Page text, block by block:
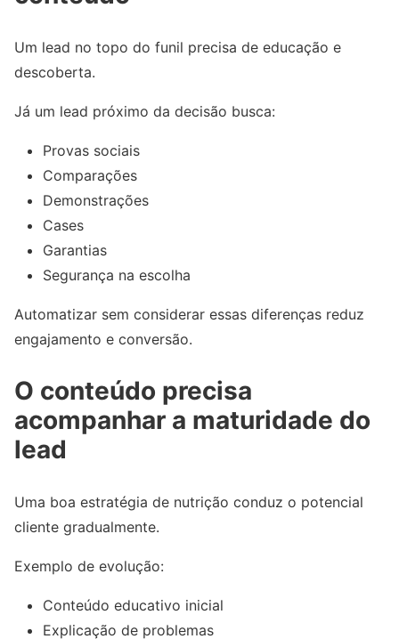
Um lead no topo do funil precisa de educação e
descoberta.
Já um lead próximo da decisão busca:
Provas sociais
Comparações
Demonstrações
Cases
Garantias
Segurança na escolha
Automatizar sem considerar essas diferenças reduz
engajamento e conversão.
O conteúdo precisa
acompanhar a maturidade do
lead
Uma boa estratégia de nutrição conduz o potencial
cliente gradualmente.
Exemplo de evolução:
Conteúdo educativo inicial
Explicação de problemas